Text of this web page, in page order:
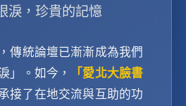
淚，珍貴的記憶
傳統論壇已漸漸成為我們
」。如今，
「愛北大臉書
接了在地交流與互助的功